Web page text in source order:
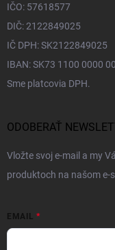
IČO: 57618577
DIČ: 2122849025
IČ DPH: SK2122849025
IBAN: SK73 1100 0000
Sme platcovia DPH.
ODOBERAŤ
Vložte svoj e-mail a my
produktoch na našom e-
EMAIL